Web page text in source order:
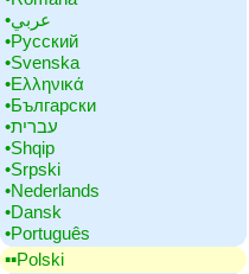
•‎عربي
•‎Русский
•‎Svenska
•‎Ελληνικά
•‎Български
•‎עברית
•‎Shqip
•‎Srpski
•‎Nederlands
•‎Dansk
•‎Português
▪▪‎Polski